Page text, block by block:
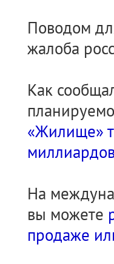
Поводом
жалоба
Как
«Жилище»
На
вы можете
продаже